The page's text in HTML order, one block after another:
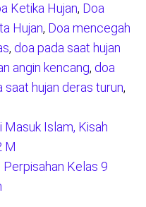
Ketika Hujan, Doa
Hujan, Doa mencegah
, doa pada saat hujan
angin kencang, doa
saat hujan deras turun,
Masuk Islam, Kisah
M
Kelas 9